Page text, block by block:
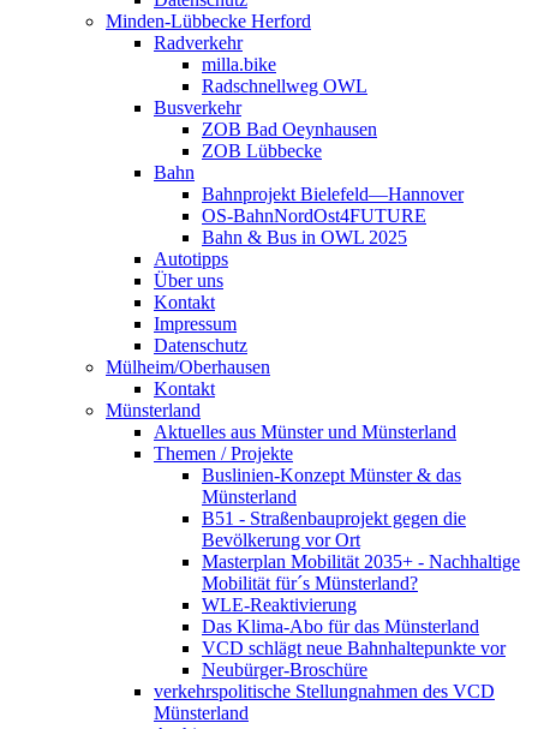
Minden-Lübbecke Herford
Radverkehr
milla.bike
Radschnellweg OWL
Busverkehr
ZOB Bad Oeynhausen
ZOB Lübbecke
Bahn
Bahnprojekt Bielefeld—Hannover
OS-BahnNordOst4FUTURE
Bahn & Bus in OWL 2025
Autotipps
Über uns
Kontakt
Impressum
Datenschutz
Mülheim/Oberhausen
Kontakt
Münsterland
Aktuelles aus Münster und Münsterland
Themen / Projekte
Buslinien-Konzept Münster & das
Münsterland
B51 - Straßenbauprojekt gegen die
Bevölkerung vor Ort
Masterplan Mobilität 2035+ - Nachhaltige
Mobilität für´s Münsterland?
WLE-Reaktivierung
Das Klima-Abo für das Münsterland
VCD schlägt neue Bahnhaltepunkte vor
Neubürger-Broschüre
verkehrspolitische Stellungnahmen des VCD
Münsterland